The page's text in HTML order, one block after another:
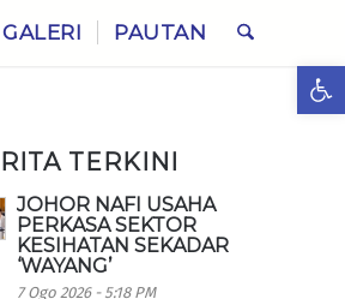
GALERI PAUTAN
TERKINI
JOHOR NAFI USAHA
PERKASA SEKTOR
KESIHATAN SEKADAR
‘WAYANG’
7 Ogo 2026 - 5:18 PM